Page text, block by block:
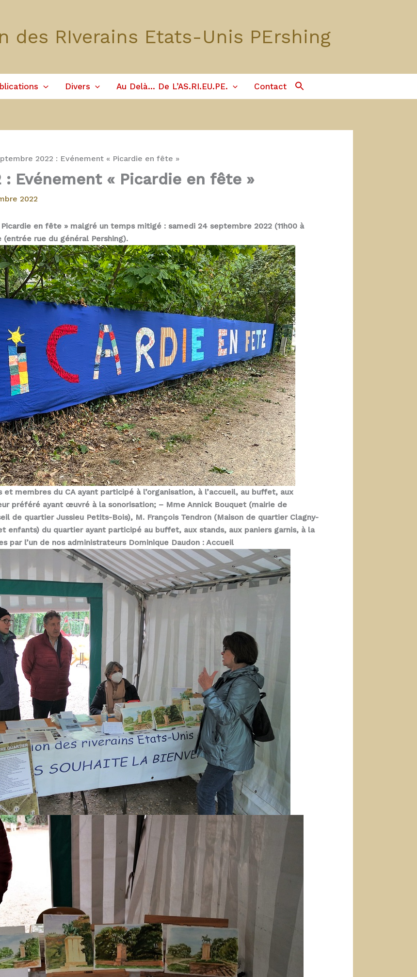
des RIverains Etats-Unis PErshing
Divers Au Delà… De L’AS.RI.EU.PE. Contact
Search Button
2022 : Evénement « Picardie en fête »
Evénement « Picardie en fête »
2022
Picardie en fête » malgré un temps mitigé : samedi 24 septembre 2022 (11h00 à
rue du général Pershing).
membres du CA ayant participé à l’organisation, à l’accueil, au buffet, aux
préféré ayant œuvré à la sonorisation; – Mme Annick Bouquet (mairie de
de quartier Jussieu Petits-Bois), M. François Tendron (Maison de quartier Clagny-
enfants) du quartier ayant participé au buffet, aux stands, aux paniers garnis, à la
par l’un de nos administrateurs Dominique Daudon : Accueil